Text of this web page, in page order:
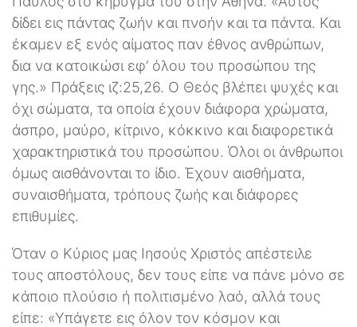
δίδει εις πάντας ζωήν και πνοήν και τα πάντα. Και
έκαμεν εξ ενός αίματος παν έθνος ανθρώπων,
δια να κατοικώσι εφ’ όλου του προσώπου της
γης.» Πράξεις ιζ:25,26. Ο Θεός βλέπει ψυχές και
όχι σώματα, τα οποία έχουν διάφορα χρώματα,
άσπρο, μαύρο, κίτρινο, κόκκινο και διαφορετικά
χαρακτηριστικά του προσώπου. Όλοι οι άνθρωποι
όμως αισθάνονται το ίδιο. Έχουν αισθήματα,
συναισθήματα, τρόπους ζωής και διάφορες
επιθυμίες.
Όταν ο Κύριος μας Ιησούς Χριστός απέστειλε
τους αποστόλους, δεν τους είπε να πάνε μόνο σε
κάποιο πλούσιο ή πολιτισμένο λαό, αλλά τους
είπε: «Υπάγετε εις όλον τον κόσμον και